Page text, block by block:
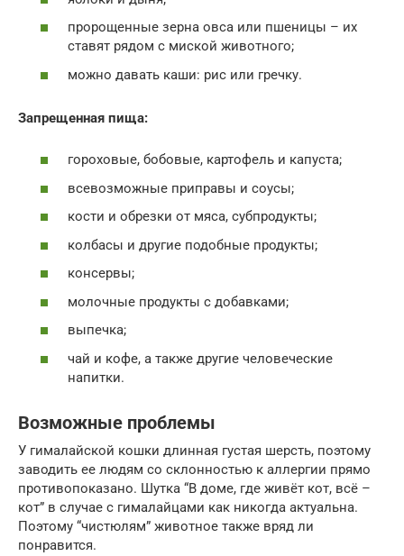
пророщенные зерна овса или пшеницы – их
ставят рядом с миской животного;
можно давать каши: рис или гречку.
Запрещенная пища:
гороховые, бобовые, картофель и капуста;
всевозможные приправы и соусы;
кости и обрезки от мяса, субпродукты;
колбасы и другие подобные продукты;
консервы;
молочные продукты с добавками;
выпечка;
чай и кофе, а также другие человеческие
напитки.
Возможные проблемы
У гималайской кошки длинная густая шерсть, поэтому
заводить ее людям со склонностью к аллергии прямо
противопоказано. Шутка “В доме, где живёт кот, всё –
кот” в случае с гималайцами как никогда актуальна.
Поэтому “чистюлям” животное также вряд ли
понравится.